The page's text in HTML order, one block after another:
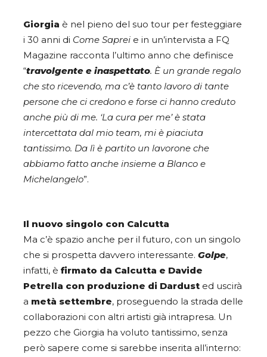
Giorgia è nel pieno del suo tour per festeggiare
i 30 anni di Come Saprei e in un’intervista a FQ
Magazine racconta l’ultimo anno che definisce
“travolgente e inaspettato. È un grande regalo
che sto ricevendo, ma c’è tanto lavoro di tante
persone che ci credono e forse ci hanno creduto
anche più di me. ‘La cura per me’ è stata
intercettata dal mio team, mi è piaciuta
tantissimo. Da lì è partito un lavorone che
abbiamo fatto anche insieme a Blanco e
Michelangelo”.
Il nuovo singolo con Calcutta
Ma c’è spazio anche per il futuro, con un singolo
che si prospetta davvero interessante. Golpe,
infatti, è firmato da Calcutta e Davide
Petrella con produzione di Dardust ed uscirà
a metà settembre, proseguendo la strada delle
collaborazioni con altri artisti già intrapresa. Un
pezzo che Giorgia ha voluto tantissimo, senza
però sapere come si sarebbe inserita all’interno: